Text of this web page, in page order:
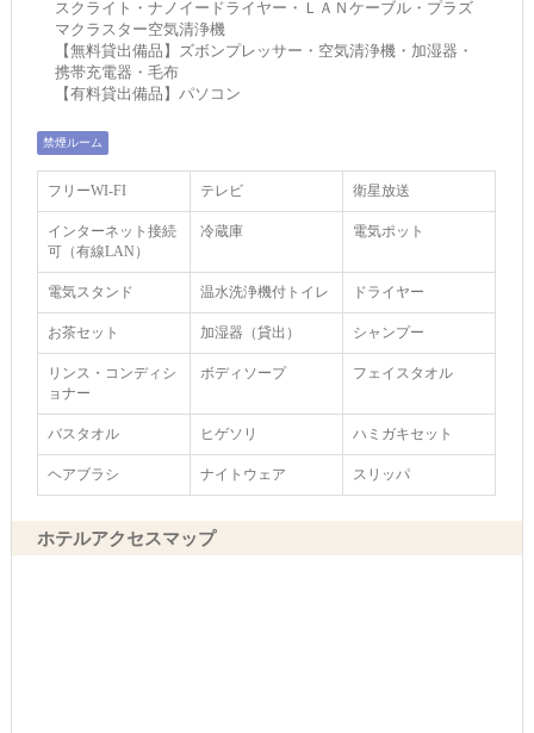
スクライト・ナノイードライヤー・ＬＡＮケーブル・プラズ
マクラスター空気清浄機
【無料貸出備品】ズボンプレッサー・空気清浄機・加湿器・
携帯充電器・毛布
【有料貸出備品】パソコン
禁煙ルーム
フリーWI‐FI テレビ 衛星放送
インターネット接続
可（有線LAN）
冷蔵庫 電気ポット
電気スタンド 温水洗浄機付トイレ ドライヤー
お茶セット 加湿器（貸出） シャンプー
リンス・コンディシ
ョナー
ボディソープ フェイスタオル
バスタオル ヒゲソリ ハミガキセット
ヘアブラシ ナイトウェア スリッパ
ホテルアクセスマップ